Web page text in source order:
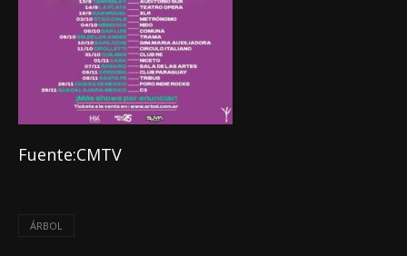
Fuente:CMTV
ÁRBOL